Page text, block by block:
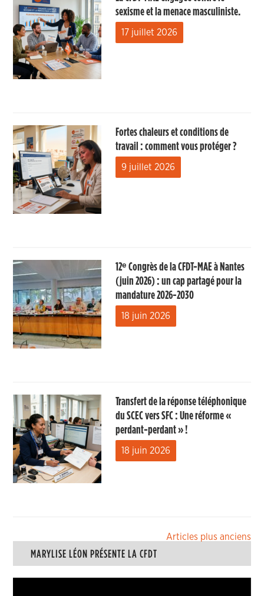
sexisme et la menace masculiniste.
17 juillet 2026
Fortes chaleurs et conditions de
travail : comment vous protéger ?
9 juillet 2026
12ᵉ Congrès de la CFDT-MAE à Nantes
(juin 2026) : un cap partagé pour la
mandature 2026-2030
18 juin 2026
Transfert de la réponse téléphonique
du SCEC vers SFC : Une réforme «
perdant-perdant » !
18 juin 2026
Navigation
des
articles
Articles plus anciens
MARYLISE LÉON PRÉSENTE LA CFDT